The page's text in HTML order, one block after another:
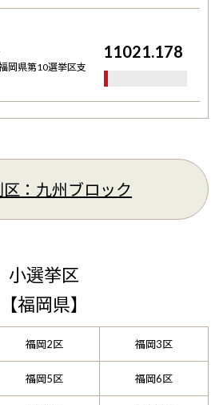
岡県第10選挙区支
11021.178
： 九州ブロック
小選挙区
【福岡県】
福岡2区 福岡3区
福岡5区 福岡6区